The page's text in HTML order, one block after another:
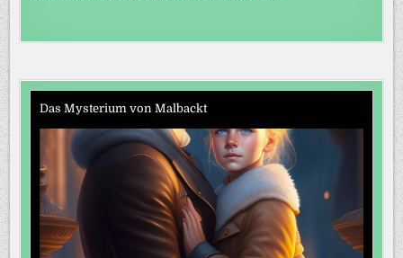
Das Mysterium von Malbackt